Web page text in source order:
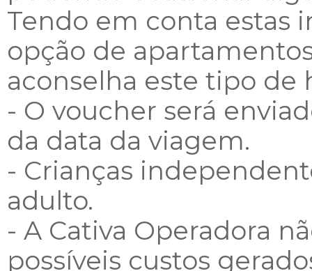
Tendo em conta estas
opção de
aconselha este tipo de
- O voucher será
da data da viagem.
- Crianças
adulto.
- A Cativa Operadora
possíveis custos